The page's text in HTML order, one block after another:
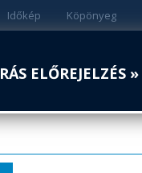
Köpönyeg
Időkép
ELŐREJELZÉS »